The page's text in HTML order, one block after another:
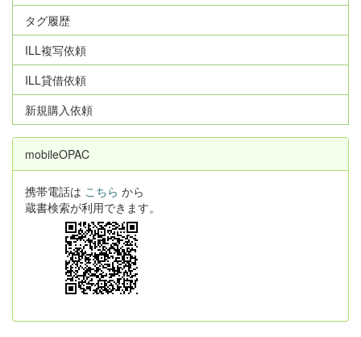
タグ履歴
ILL複写依頼
ILL貸借依頼
新規購入依頼
mobileOPAC
携帯電話は こちら から
蔵書検索が利用できます。